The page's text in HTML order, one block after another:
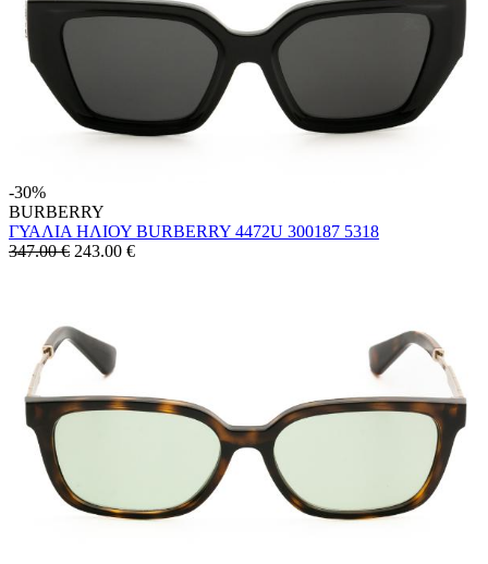
-30%
BURBERRY
ΓΥΑΛΙΑ ΗΛΙΟΥ BURBERRY 4472U 300187 5318
347.00 € 243.00 €